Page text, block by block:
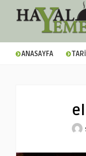
▼
ANASAYFA